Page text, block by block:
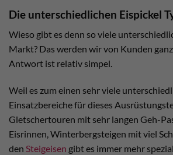
Die unterschiedlichen Eispickel
Wieso gibt es denn so viele
Markt? Das werden wir von Kunden
Antwort ist relativ simpel.
Weil es zum einen sehr viele
Einsatzbereiche für dieses
Gletschertouren mit sehr langen Geh-
Eisrinnen, Winterbergsteigen mit viel
den Steigeisen gibt es immer mehr